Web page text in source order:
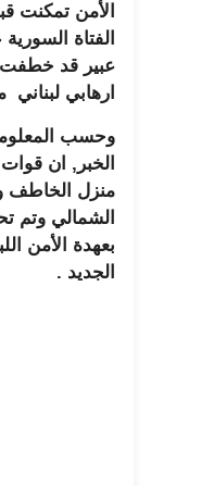
الأمن تمكنت
الفتاة
عبير قد خطفت
ارهابي
وحسب
الخبر, ان قوات
منزل الخاطف
الشمالي وتم
بعهدة الأمن
الجديد .